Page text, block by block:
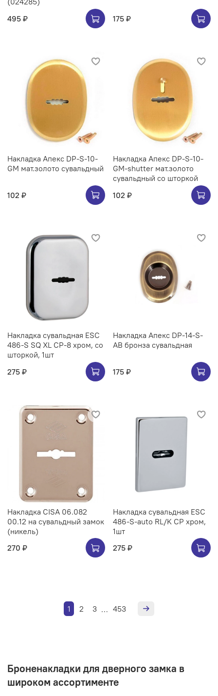
495 ₽
175 ₽
Накладка Апекс DP-S-10-
GM мат.золото сувальдный
102 ₽
Накладка Апекс DP-S-10-
GM-shutter мат.золото
сувальдный со шторкой
102 ₽
Накладка сувальдная ESC
486-S SQ XL CP-8 хром, со
шторкой, 1шт
275 ₽
Накладка Апекс DP-14-S-
AB бронза сувальдная
175 ₽
Накладка CISA 06.082
00.12 на сувальдный замок
(никель)
270 ₽
Накладка сувальдная ESC
486-S-auto RL/K CP хром,
1шт
275 ₽
1 2 3 … 453
Броненакладки для дверного замка в
широком ассортименте